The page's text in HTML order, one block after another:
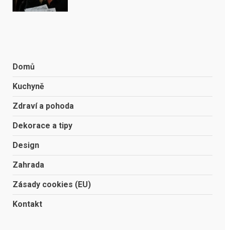
Domů
Kuchyně
Zdraví a pohoda
Dekorace a tipy
Design
Zahrada
Zásady cookies (EU)
Kontakt